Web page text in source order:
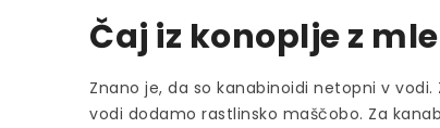
Čaj iz konoplje z
Znano je, da so kanabinoidi netopni v
vodi dodamo rastlinsko maščobo. Za